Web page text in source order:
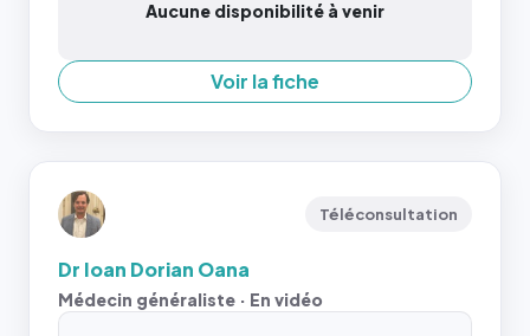
Aucune disponibilité à venir
Voir la fiche
Téléconsultation
Dr Ioan Dorian Oana
Médecin généraliste · En vidéo